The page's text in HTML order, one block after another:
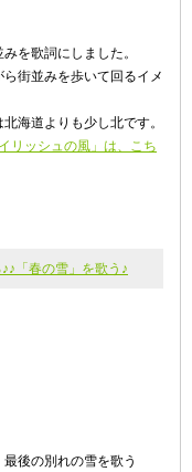
を歌詞にしました。
街並みを歩いて回るイメ
海道よりも少し北です。
イリッシュの風」は、こち
「春の雪」を歌う♪
後の別れの雪を歌う